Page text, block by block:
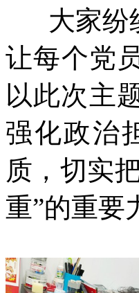
大家纷
让每个党
以此次主
强化政治
质，切实
重”的重要